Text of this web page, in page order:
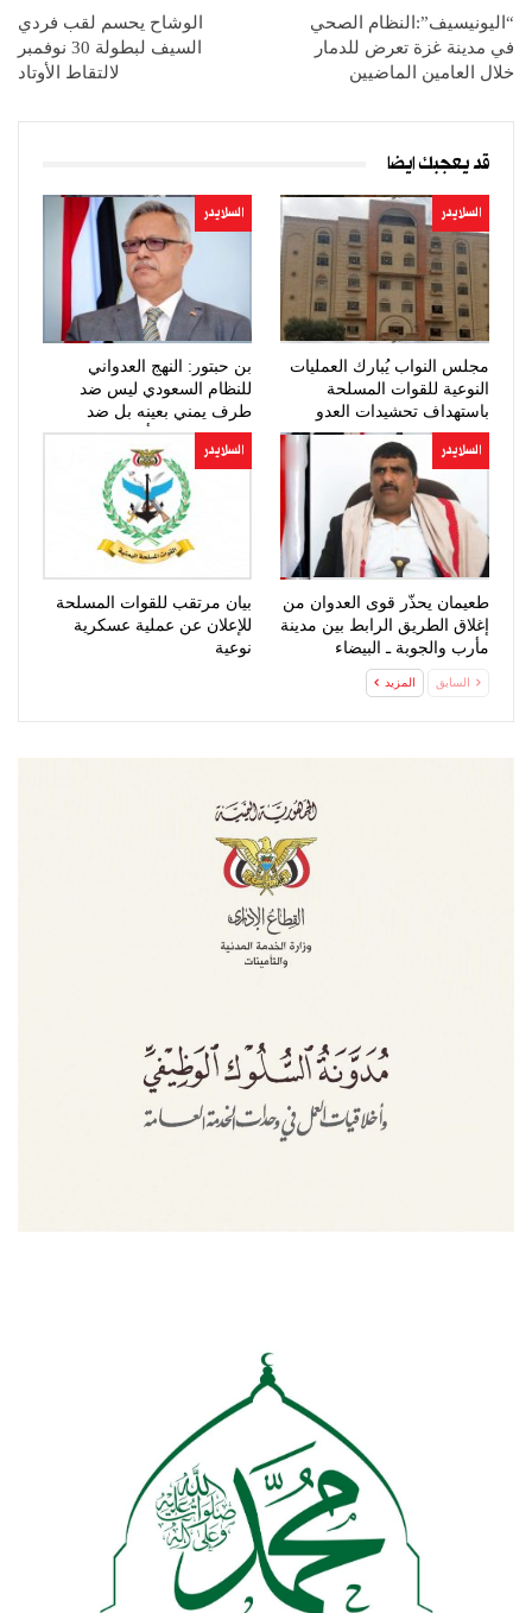
“اليونيسيف”:النظام الصحي
في مدينة غزة تعرض للدمار
خلال العامين الماضيين
الوشاح يحسم لقب فردي
السيف لبطولة 30 نوفمبر
لالتقاط الأوتاد
قد يعجبك ايضا
السلايدر
مجلس النواب يُبارك العمليات
النوعية للقوات المسلحة
باستهداف تحشيدات العدو
السعودي
السلايدر
بن حبتور: النهج العدواني
للنظام السعودي ليس ضد
طرف يمني بعينه بل ضد
الشعب اليمني أجمع
السلايدر
طعيمان يحذّر قوى العدوان من
إغلاق الطريق الرابط بين مدينة
مأرب والجوبة ـ البيضاء
السلايدر
بيان مرتقب للقوات المسلحة
للإعلان عن عملية عسكرية
نوعية
السابق المزيد